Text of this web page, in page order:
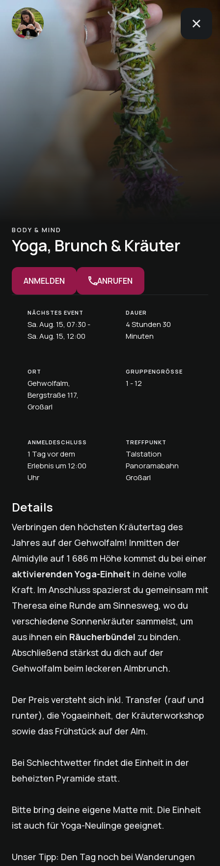
BODY & MIND
Yoga, Brunch & Kräuter
ANMELDEN ANRUFEN
NÄCHSTES EVENT
Sa. Aug. 15, 07:30 -
Sa. Aug. 15, 12:00
DAUER
4 Stunden 30
Minuten
ORT
Gehwolfalm,
Bergstraße 117,
Großarl
GRUPPENGRÖSSE
1 - 12
ANMELDESCHLUSS
1 Tag vor dem
Erlebnis um 12:00
Uhr
TREFFPUNKT
Talstation
Panoramabahn
Großarl
Details
Verbringen den höchsten Kräutertag des
Jahres auf der Gehwolfalm! Inmitten der
Almidylle auf 1 686 m Höhe kommst du bei einer
aktivierenden Yoga-Einheit in deine volle
Kraft. Im Anschluss spazierst du gemeinsam mit
Theresa eine Runde am Sinnesweg, wo du
verschiedene Sonnenkräuter sammelst, um
aus ihnen ein Räucherbündel zu binden.
Abschließend stärkst du dich auf der
Gehwolfalm beim leckeren Almbrunch.
Der Preis versteht sich inkl. Transfer (rauf und
runter), die Yogaeinheit, der Kräuterworkshop
sowie das Frühstück auf der Alm.
Bei Schlechtwetter findet die Einheit in der
beheizten Pyramide statt.
Bitte bring deine eigene Matte mit. Die Einheit
ist auch für Yoga-Neulinge geeignet.
Unser Tipp: Den Tag noch bei Wanderungen